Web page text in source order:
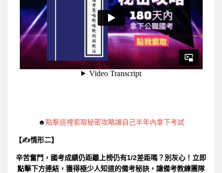
☻點擊這裡索取秘密攻略讓自己半年內拿下考試
【✍情形二】
辛苦奮鬥，國考成績仍距離上榜仍有1/2差距嗎？別灰心！立即
點擊下方連結，獲得極少人知道的備考秘訣，讓備考教練團隊